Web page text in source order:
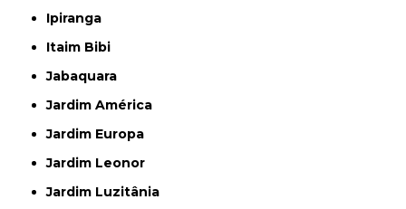
Ipiranga
Itaim Bibi
Jabaquara
Jardim América
Jardim Europa
Jardim Leonor
Jardim Luzitânia